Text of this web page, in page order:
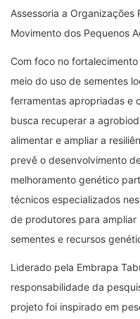
Assessoria a Organizações
Movimento dos Pequenos
Com foco no
meio do uso de sementes
ferramentas apropriadas e
busca recuperar a
alimentar e ampliar a
prevê o desenvolvimento
melhoramento genético
técnicos especializados
de produtores para ampliar
sementes e recursos
Liderado pela Embrapa
responsabilidade da
projeto foi inspirado em